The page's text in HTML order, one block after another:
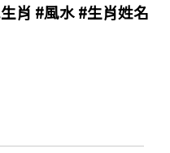
肖 #風水 #生肖姓名